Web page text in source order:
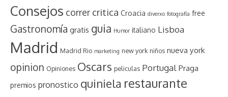
Consejos correr critica Croacia diverxo fotografía free
Gastronomía gratis guia Humor italiano Lisboa
Madrid Madrid Rio marketing new york niños nueva york
opinion Opiniones Oscars peliculas Portugal Praga
premios pronostico quiniela restaurante